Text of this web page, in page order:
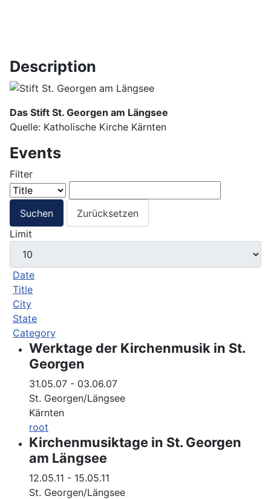
Description
Das Stift St. Georgen am Längsee
Quelle: Katholische Kirche Kärnten
Events
Filter
Suchen
Zurücksetzen
Limit
Date
Title
City
State
Category
Werktage der Kirchenmusik in St.
Georgen
31.05.07 - 03.06.07
St. Georgen/Längsee
Kärnten
root
Kirchenmusiktage in St. Georgen
am Längsee
12.05.11 - 15.05.11
St. Georgen/Längsee